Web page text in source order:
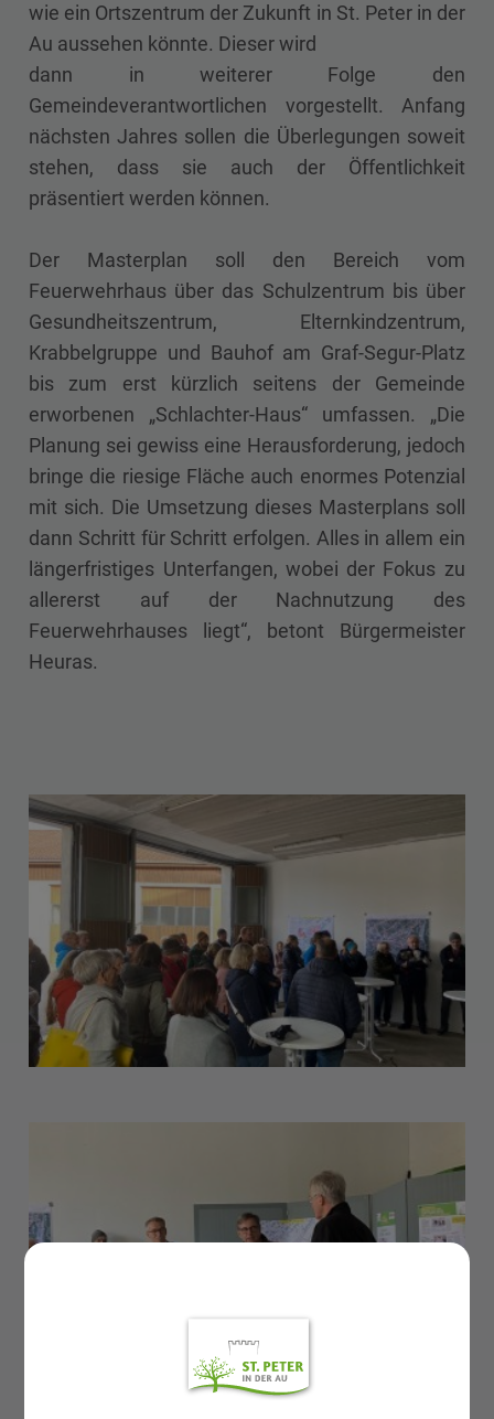
wie ein Ortszentrum der Zukunft in St. Peter in der
Au aussehen könnte. Dieser wird
dann in weiterer Folge den
Gemeindeverantwortlichen vorgestellt. Anfang
nächsten Jahres sollen die Überlegungen soweit
stehen, dass sie auch der Öffentlichkeit
präsentiert werden können.
Der Masterplan soll den Bereich vom
Feuerwehrhaus über das Schulzentrum bis über
Gesundheitszentrum, Elternkindzentrum,
Krabbelgruppe und Bauhof am Graf-Segur-Platz
bis zum erst kürzlich seitens der Gemeinde
erworbenen „Schlachter-Haus“ umfassen. „Die
Planung sei gewiss eine Herausforderung, jedoch
bringe die riesige Fläche auch enormes Potenzial
mit sich. Die Umsetzung dieses Masterplans soll
dann Schritt für Schritt erfolgen. Alles in allem ein
längerfristiges Unterfangen, wobei der Fokus zu
allererst auf der Nachnutzung des
Feuerwehrhauses liegt“, betont Bürgermeister
Heuras.